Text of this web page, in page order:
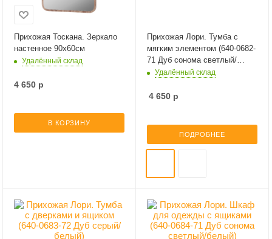
Прихожая Тоскана. Зеркало
настенное 90х60см
Удалённый склад
4 650 р
В КОРЗИНУ
Прихожая Лори. Тумба с
мягким элементом (640-0682-
71 Дуб сонома светлый/
белый/NEO 08)
Удалённый склад
4 650 р
ПОДРОБНЕЕ